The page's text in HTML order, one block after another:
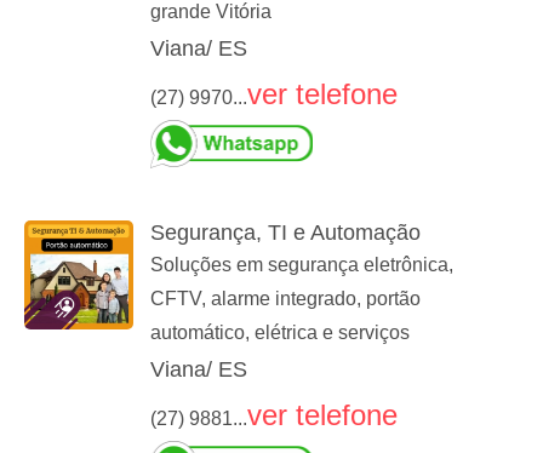
grande Vitória
Viana/ ES
(27) 9970...ver telefone
Segurança, TI e Automação
Soluções em segurança eletrônica,
CFTV, alarme integrado, portão
automático, elétrica e serviços
Viana/ ES
(27) 9881...ver telefone